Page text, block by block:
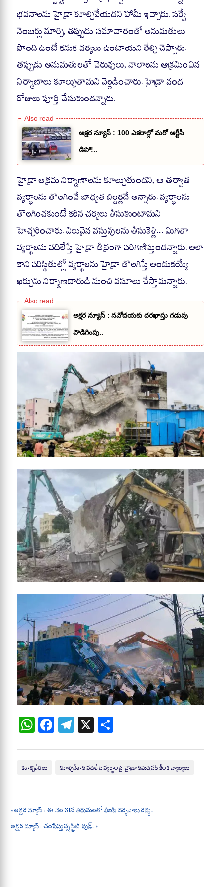
pp m
భవనాలను హైడ్రా కూల్చివేయదని హామీ ఇచ్చారు. సర్వే
నెంబర్లు మార్చి, తప్పుడు సమాచారంతో అనుమతులు
పొంది ఉంటే కనుక చర్యలు ఉంటాయని తేల్చి చెప్పారు.
తప్పుడు అనుమతులతో చెరువులు, నాలాలను ఆక్రమించిన
నిర్మాణాలు కూల్చుతామని వెల్లడించారు. హైడ్రా వంద
రోజులు పూర్తి చేసుకుందన్నారు.
అక్షర న్యూస్ : 100 ఎకరాల్లో మరో ఆర్టీసీ
డిపో!..
హైడ్రా అక్రమ నిర్మాణాలను కూల్చుతుందని, ఆ తర్వాత
వ్యర్థాలను తొలగించే బాధ్యత బిల్డర్లదే అన్నారు. వ్యర్థాలను
తొలగించకుంటే కఠిన చర్యలు తీసుకుంటామని
హెచ్చరించారు. విలువైన వస్తువులను తీసుకెళ్లి… మిగతా
వ్యర్థాలను వదిలేస్తే హైడ్రా తీవ్రంగా పరిగణిస్తుందన్నారు. అలా
కాని పరిస్థితుల్లో వ్యర్థాలను హైడ్రా తొలగిస్తే అందుకయ్యే
ఖర్చును నిర్మాణదారుడి నుంచి వసూలు చేస్తామన్నారు.
అక్షర న్యూస్ : నవోదయకు దరఖాస్తు గడువు
పొడిగింపు..
W
ha
ts
A
Fa
ce
bo
ok
Te
le
gr
a
X ha
re
కూల్చివేతలు కూల్చివేశాక వదిలేసే వ్యర్థాలపై హైడ్రా కమిషనర్ కీలక వ్యాఖ్యలు
« అక్షర న్యూస్ : ఈ నెల 31న తిరుమలలో వీఐపీ దర్శనాలు రద్దు..
అక్షర న్యూస్ : చంపేస్తున్న స్ట్రీట్ ఫుడ్.. »